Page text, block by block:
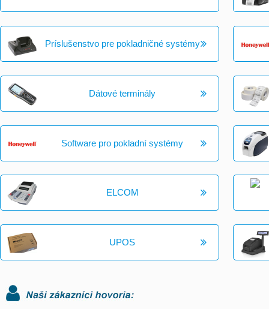
Príslušenstvo pre pokladničné systémy
Dátové terminály
Software pro pokladní systémy
ELCOM
UPOS